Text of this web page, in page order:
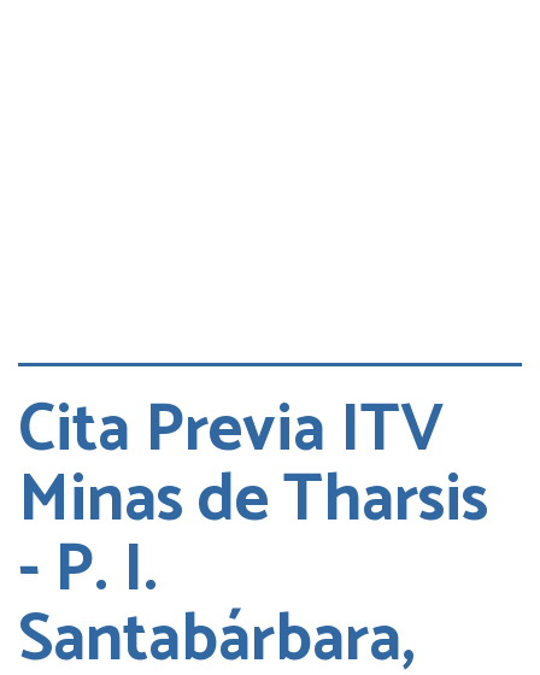
Cita Previa ITV
Minas de Tharsis
- P. I.
Santabárbara,